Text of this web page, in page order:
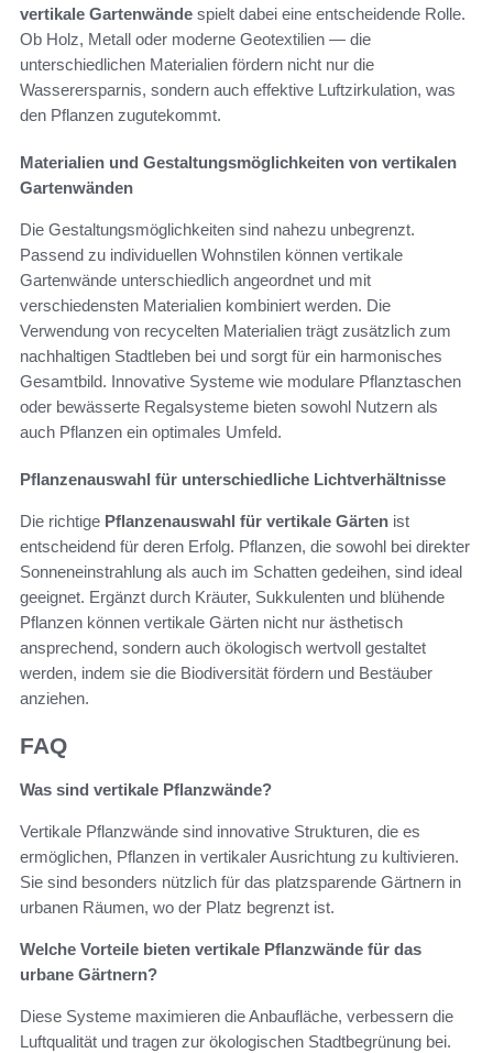
vertikale Gartenwände spielt dabei eine entscheidende Rolle.
Ob Holz, Metall oder moderne Geotextilien — die
unterschiedlichen Materialien fördern nicht nur die
Wasserersparnis, sondern auch effektive Luftzirkulation, was
den Pflanzen zugutekommt.
Materialien und Gestaltungsmöglichkeiten von vertikalen
Gartenwänden
Die Gestaltungsmöglichkeiten sind nahezu unbegrenzt.
Passend zu individuellen Wohnstilen können vertikale
Gartenwände unterschiedlich angeordnet und mit
verschiedensten Materialien kombiniert werden. Die
Verwendung von recycelten Materialien trägt zusätzlich zum
nachhaltigen Stadtleben bei und sorgt für ein harmonisches
Gesamtbild. Innovative Systeme wie modulare Pflanztaschen
oder bewässerte Regalsysteme bieten sowohl Nutzern als
auch Pflanzen ein optimales Umfeld.
Pflanzenauswahl für unterschiedliche Lichtverhältnisse
Die richtige Pflanzenauswahl für vertikale Gärten ist
entscheidend für deren Erfolg. Pflanzen, die sowohl bei direkter
Sonneneinstrahlung als auch im Schatten gedeihen, sind ideal
geeignet. Ergänzt durch Kräuter, Sukkulenten und blühende
Pflanzen können vertikale Gärten nicht nur ästhetisch
ansprechend, sondern auch ökologisch wertvoll gestaltet
werden, indem sie die Biodiversität fördern und Bestäuber
anziehen.
FAQ
Was sind vertikale Pflanzwände?
Vertikale Pflanzwände sind innovative Strukturen, die es
ermöglichen, Pflanzen in vertikaler Ausrichtung zu kultivieren.
Sie sind besonders nützlich für das platzsparende Gärtnern in
urbanen Räumen, wo der Platz begrenzt ist.
Welche Vorteile bieten vertikale Pflanzwände für das
urbane Gärtnern?
Diese Systeme maximieren die Anbaufläche, verbessern die
Luftqualität und tragen zur ökologischen Stadtbegrünung bei.